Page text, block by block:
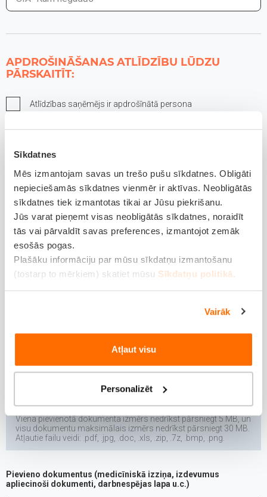
Sīkdatnes
Mēs izmantojam savas un trešo pušu sīkdatnes. Obligāti
nepieciešamās sīkdatnes vienmēr ir aktīvas. Neobligātās
sīkdatnes tiek izmantotas tikai ar Jūsu piekrišanu.
Jūs varat pieņemt visas neobligātās sīkdatnes, noraidīt
tās vai pārvaldīt savas preferences, izmantojot zemāk
esošās pogas.
Plašāku informāciju par mūsu sīkdatņu izmantošanu
(tostarp to mērķiem) skatiet mūsu Sīkdatņu politikā
Vairāk
Atļaut visu
Personalizēt
APDROŠINĀŠANAS ATLĪDZĪBU LŪDZU
PĀRSKAITĪT:
Atlīdzības saņēmējs ir apdrošīnātā persona
Personas kods*
Vārds
Uzvārds*
Bankas konts*
Viena pievienotā dokumenta izmērs nedrīkst pārsniegt 5 MB, un
visu dokumentu maksimālais izmērs nedrīkst pārsniegt 30 MB.
Atļautie failu veidi: .pdf, .jpg, .doc, .xls, .zip, .7z, .bmp, .png.
Pievieno dokumentus (medicīniskā izziņa, izdevumus
apliecinoši dokumenti, darbnespējas lapa u.c.)